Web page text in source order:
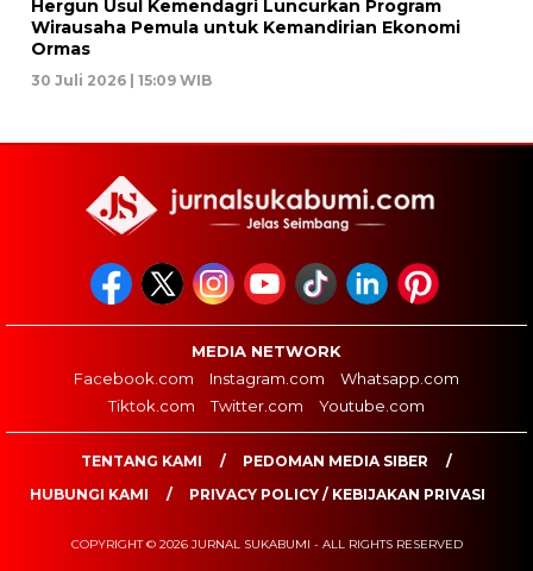
Hergun Usul Kemendagri Luncurkan Program
Wirausaha Pemula untuk Kemandirian Ekonomi
Ormas
30 Juli 2026 | 15:09 WIB
MEDIA NETWORK
Facebook.com
Instagram.com
Whatsapp.com
Tiktok.com
Twitter.com Youtube.com
TENTANG KAMI
PEDOMAN MEDIA SIBER
HUBUNGI KAMI
PRIVACY POLICY / KEBIJAKAN PRIVASI
COPYRIGHT © 2026 JURNAL SUKABUMI - ALL RIGHTS RESERVED